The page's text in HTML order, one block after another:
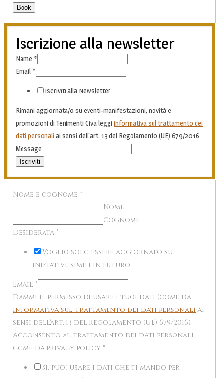
Book
Iscrizione alla newsletter
Name *
Email *
Iscriviti alla Newsletter
Rimani aggiornata/o su eventi-manifestazioni, novità e
promozioni di Tenimenti Civa leggi informativa sul trattamento dei
dati personali ai sensi dell'art. 13 del Regolamento (UE) 679/2016
Message
Iscriviti
Nome e cognome *
Nome
Cognome
Desiderata *
Voglio solo essere aggiornato su
iniziative simili in futuro
Email *
Dammi il permesso di usare i tuoi dati (come da
informativa sul trattamento dei dati personali ai
sensi dell'art. 13 del Regolamento (UE) 679/2016)
Acconsento al trattamento dei dati personali
come da privacy policy *
Sì, puoi usare i dati che ti mando per